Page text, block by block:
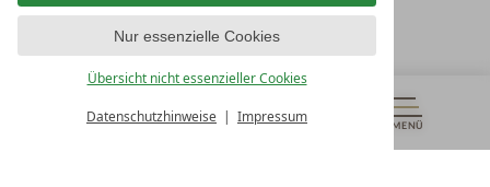
Nur essenzielle Cookies
Übersicht nicht essenzieller Cookies
Datenschutzhinweise Impressum
MENÜ
GUTSCHEINE & MEHR ALLE RESORTS
T +43 4242 22077
UNSERE ÖFFNUNGSZEITEN